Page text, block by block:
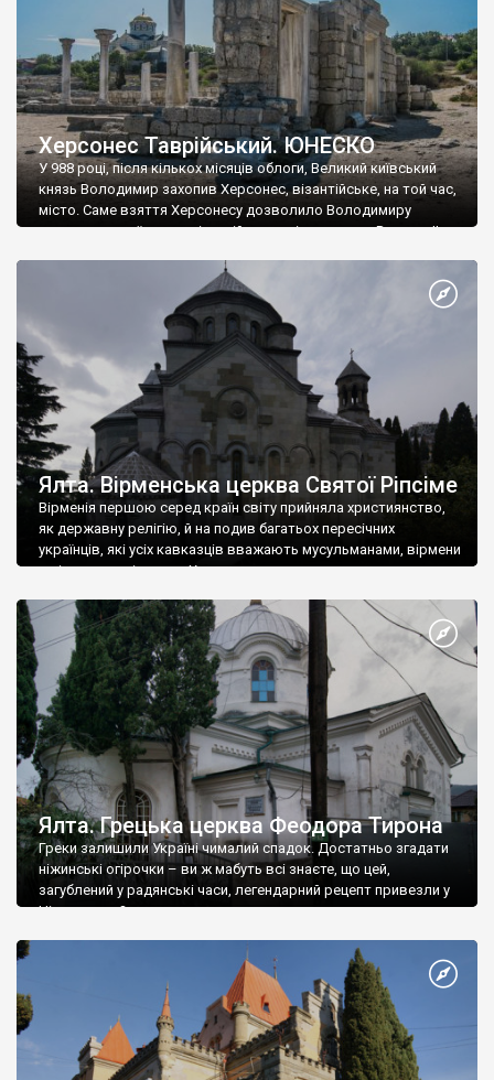
Херсонес Таврійський. ЮНЕСКО
У 988 році, після кількох місяців облоги, Великий київський
князь Володимир захопив Херсонес, візантійське, на той час,
місто. Саме взяття Херсонесу дозволило Володимиру
диктувати свої умови візантійському імператору Василю ІІ, та
Херсонесі Володимир-язичник, став Василем-християнином.
А потім було Хрещення Русі. На честь Херсонесу Таврійського
Ялта. Вірменська церква Святої Ріпсіме
Вірменія першою серед країн світу прийняла християнство,
як державну релігію, й на подив багатьох пересічних
українців, які усіх кавказців вважають мусульманами, вірмени
є відданими вірянами Христа
Ялта. Грецька церква Феодора Тирона
Греки залишили Україні чималий спадок. Достатньо згадати
ніжинські огірочки – ви ж мабуть всі знаєте, що цей,
загублений у радянські часи, легендарний рецепт привезли у
Ніжин греки?